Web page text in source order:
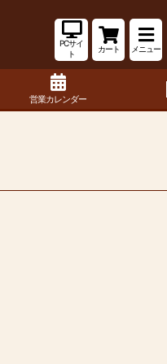
PCサイ
ト
カート メニュー
営業カレンダー